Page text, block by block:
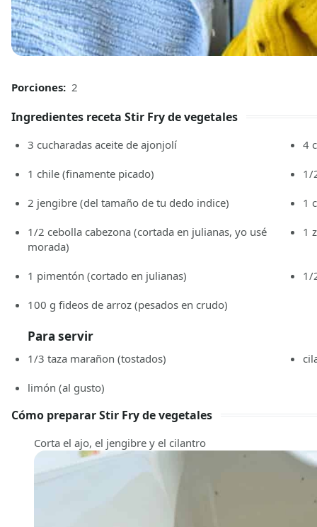
Porciones: 2
Ingredientes receta Stir Fry de vegetales
3 cucharadasaceite de ajonjolí 4
1 chile (finamente picado) 1/
2 jengibre (del tamaño de tu dedo indice) 1
1/2 cebolla cabezona (cortada en julianas, yo usé
morada)
1
1 pimentón (cortado en julianas) 1/
100 g fideos de arroz (pesados en crudo)
Para servir
1/3 tazamarañon (tostados)
limón (al gusto)
Cómo preparar Stir Fry de vegetales
Corta el ajo, el jengibre y el cilantro